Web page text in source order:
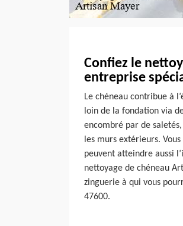
Confiez le
entreprise
Le chéneau contribue à
loin de la fondation via
encombré par de
les murs extérieurs.
peuvent atteindre aussi
nettoyage de chéneau
zinguerie à qui vous
47600.